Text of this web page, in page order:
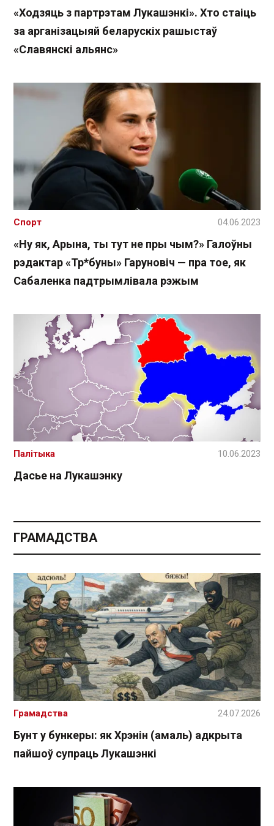
«Ходзяць з партрэтам Лукашэнкі». Хто стаіць
за арганізацыяй беларускіх рашыстаў
«Славянскі альянс»
«Ну як, Арына, ты тут не пры чым?» Галоўны
рэдактар «Тр*буны» Гаруновіч — пра тое, як
Сабаленка падтрымлівала рэжым
Спорт 04.06.2023
Дасье на Лукашэнку
Палітыка 10.06.2023
ГРАМАДСТВА
Бунт у бункеры: як Хрэнін (амаль) адкрыта
пайшоў супраць Лукашэнкі
Грамадства 24.07.2026